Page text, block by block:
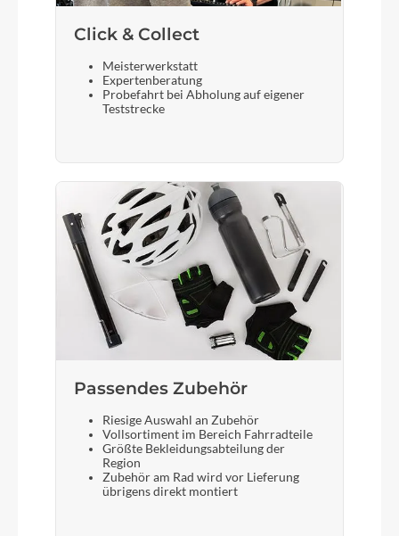
Click & Collect
Meisterwerkstatt
Expertenberatung
Probefahrt bei Abholung auf eigener
Teststrecke
Passendes Zubehör
Riesige Auswahl an Zubehör
Vollsortiment im Bereich Fahrradteile
Größte Bekleidungsabteilung der
Region
Zubehör am Rad wird vor Lieferung
übrigens direkt montiert